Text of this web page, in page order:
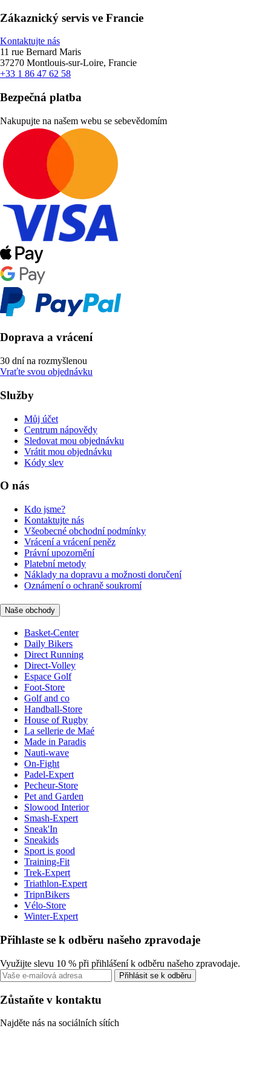
Zákaznický servis ve Francie
Kontaktujte nás
11 rue Bernard Maris
37270 Montlouis-sur-Loire, Francie
+33 1 86 47 62 58
Bezpečná platba
Nakupujte na našem webu se sebevědomím
Doprava a vrácení
30 dní na rozmyšlenou
Vraťte svou objednávku
Služby
Můj účet
Centrum nápovědy
Sledovat mou objednávku
Vrátit mou objednávku
Kódy slev
O nás
Kdo jsme?
Kontaktujte nás
Všeobecné obchodní podmínky
Vrácení a vrácení peněz
Právní upozornění
Platební metody
Náklady na dopravu a možnosti doručení
Oznámení o ochraně soukromí
Naše obchody
Basket-Center
Daily Bikers
Direct Running
Direct-Volley
Espace Golf
Foot-Store
Golf and co
Handball-Store
House of Rugby
La sellerie de Maé
Made in Paradis
Nauti-wave
On-Fight
Padel-Expert
Pecheur-Store
Pet and Garden
Slowood Interior
Smash-Expert
Sneak'In
Sneakids
Sport is good
Training-Fit
Trek-Expert
Triathlon-Expert
TripnBikers
Vélo-Store
Winter-Expert
Přihlaste se k odběru našeho zpravodaje
Využijte slevu 10 % při přihlášení k odběru našeho zpravodaje.
Přihlásit se k odběru
Zůstaňte v kontaktu
Najděte nás na sociálních sítích